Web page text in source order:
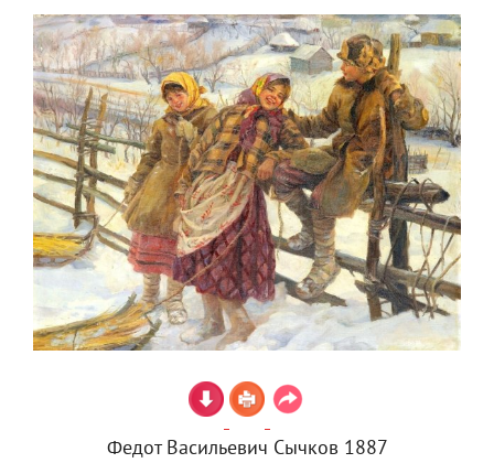
Федот Васильевич Сычков 1887